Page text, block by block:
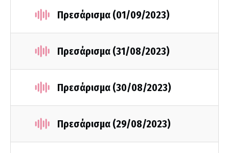
Πρεσάρισμα (01/09/2023)
Πρεσάρισμα (31/08/2023)
Πρεσάρισμα (30/08/2023)
Πρεσάρισμα (29/08/2023)